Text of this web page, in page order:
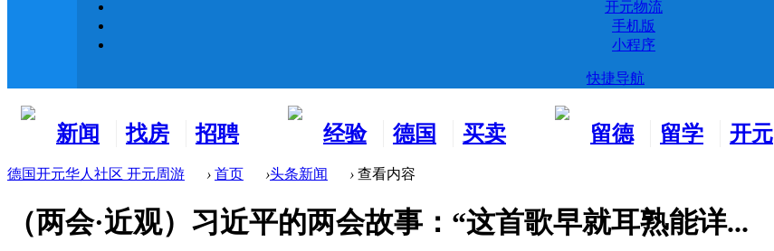
开元物流
手机版
小程序
快捷导航
新闻
找房
招聘
经验
分享
德国
生活
买卖
留德
留学
开元
德国开元华人社区 开元周游 › 首页 ›头条新闻 › 查看内容
（两会·近观）习近平的两会故事：“这首歌早就耳熟能详...